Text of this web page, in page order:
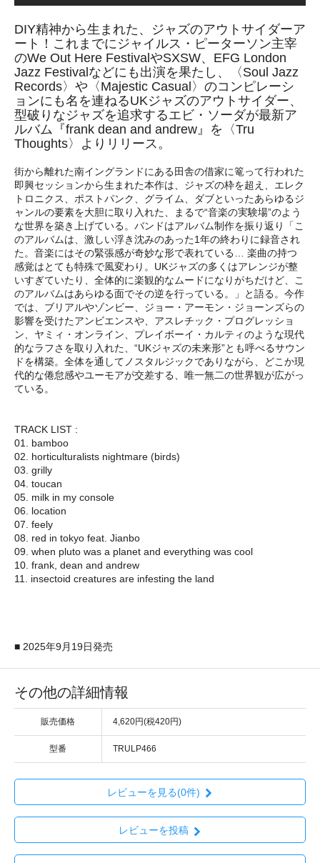
DIY精神から生まれた、ジャズのアウトサイダーア
ート！これまでにジャイルス・ピーターソン主宰
のWe Out Here FestivalやSXSW、EFG London
Jazz Festivalなどにも出演を果たし、〈Soul Jazz
Records〉や〈Majestic Casual〉のコンピレーシ
ョンにも名を連ねるUKジャズのアウトサイダー、
型破りなジャズを追求するエビ・ソーダが最新ア
ルバム『frank dean and andrew』を〈Tru
Thoughts〉よりリリース。
街から離れた南イングランドにある田舎の借家に篭って行われた
即興セッションから生まれた本作は、ジャズの枠を超え、エレク
トロニクス、ポストパンク、グライム、ダブといったあらゆるジ
ャンルの要素を大胆に取り入れた、まるで“音楽の実験場”のよう
な世界を築き上げている。バンドはアルバム制作を振り返り「こ
のアルバムは、激しい浮き沈みのあった1年の終わりに録音され
た。音楽にはその緊張感が奇妙な形で表れている… 楽曲の持つ
感覚はとても特殊で風変わり。UKジャズの多くはアレンジが整
いすぎていたり、全体的に楽観的なムードになりがちだけど、こ
のアルバムはあらゆる面でその逆を行っている。」と語る。今作
では、ブリアルやゾンビー、ジョー・アーモン・ジョーンズらの
影響を受けたアンビエンスや、アスレチック・プログレッショ
ン、ヤミィ・オンライン、プレイボーイ・カルティのような現代
的なラフさを取り入れた、“UKジャズの未来形”とも呼べるサウン
ドを構築。全体を通してノスタルジックでありながら、どこか現
代的な倦怠感やユーモアが交差する、唯一無二の世界観が広がっ
ている。
TRACK LIST :
01. bamboo
02. horticulturalists nightmare (birds)
03. grilly
04. toucan
05. milk in my console
06. location
07. feely
08. red in tokyo feat. Jianbo
09. when pluto was a planet and everything was cool
10. frank, dean and andrew
11. insectoid creatures are infesting the land
■ 2025年9月19日発売
その他の詳細情報
販売価格 4,620円(税420円)
型番 TRULP466
レビューを見る(0件)
レビューを投稿